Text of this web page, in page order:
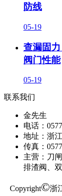
防线
05-19
查漏固
阀门性能
05-19
联系我们
金先生
电话：
地址：浙
传真：
主营：刀
排渣阀、
Copyright©浙